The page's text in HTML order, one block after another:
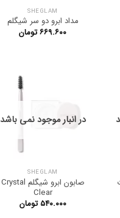
SHEGLAM
مداد ابرو دو سر شیگلم
۶۶۹.۶۰۰تومان
در انبار موجود نمی باشد
SHEGLAM
صابون ابرو شیگلم Crystal
Clear
۵۴۰.۰۰۰ تومان